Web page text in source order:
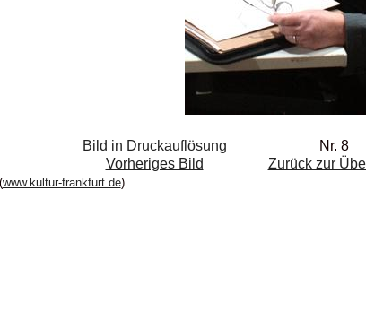
Bild in Druckauflösung Nr. 8
Vorheriges Bild
Zurück zur
www.kultur-frankfurt.de)